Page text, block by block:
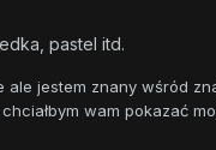
pastel itd.
ale jestem znany wśród
wam pokazać